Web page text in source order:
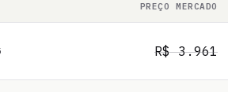
PREÇO MERCADO
R$3.961